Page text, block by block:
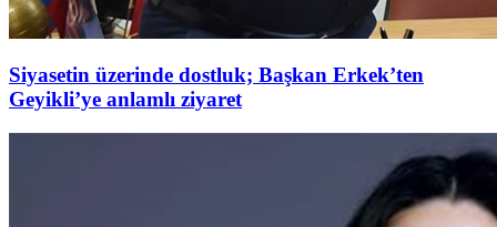
Siyasetin üzerinde dostluk; Başkan Erkek’ten
Geyikli’ye anlamlı ziyaret